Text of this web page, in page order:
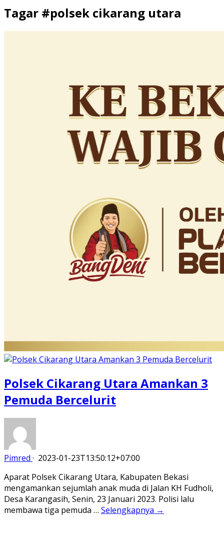
Tagar #polsek cikarang utara
Polsek Cikarang Utara Amankan 3
Pemuda Bercelurit
Pimred · 2023-01-23T13:50:12+07:00
Aparat Polsek Cikarang Utara, Kabupaten Bekasi
mengamankan sejumlah anak muda di Jalan KH Fudholi,
Desa Karangasih, Senin, 23 Januari 2023. Polisi lalu
membawa tiga pemuda … Selengkapnya →